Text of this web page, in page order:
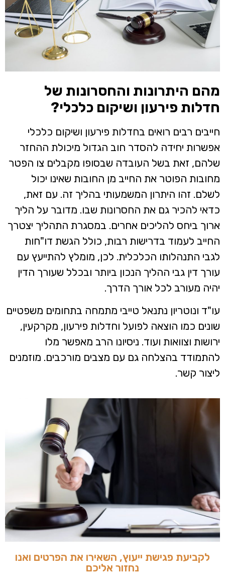
מהם היתרונות והחסרונות של
חדלות פירעון ושיקום כלכלי?
חייבים רבים רואים בחדלות פירעון ושיקום כלכלי
אפשרות יחידה להסדר חוב הגדול מיכולת ההחזר
שלהם, זאת בשל העובדה שבסופו מקבלים צו הפטר
מחובות הפוטר את החייב מן החובות שאינו יכול
לשלם. זהו היתרון המשמעותי בהליך זה. עם זאת,
כדאי להכיר גם את החסרונות שבו. מדובר על הליך
ארוך ביחס להליכים אחרים. במסגרת התהליך יצטרך
החייב לעמוד בדרישות רבות, כולל הגשת דו"חות
לגבי התנהלותו הכלכלית. לכן, מומלץ להתייעץ עם
עורך דין גבי ההליך הנכון ביותר ובכלל שעורך הדין
יהיה מעורב לכל אורך הדרך.
עו"ד ונוטריון נתנאל טייבי מתמחה בתחומים משפטיים
שונים כמו הוצאה לפועל וחדלות פירעון, מקרקעין,
ירושות וצוואות ועוד. ניסיונו הרב מאפשר מלו
להתמודד בהצלחה גם עם מצבים מורכבים. מוזמנים
ליצור קשר.
לקביעת פגישת ייעוץ, השאירו את הפרטים ואנו
נחזור אליכם